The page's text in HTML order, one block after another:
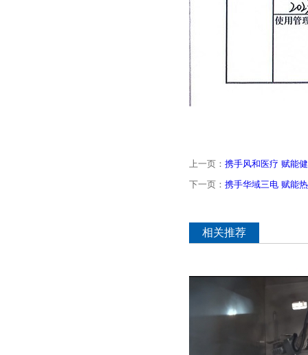
上一页： 携手风和医疗 赋能
下一页： 携手华域三电 赋能
相关推荐